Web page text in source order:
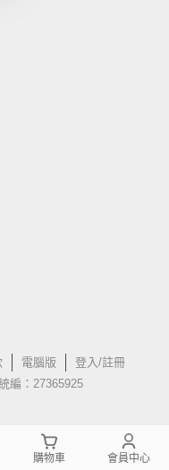
電腦版
登入/註冊
編：27365925
購物車 會員中心